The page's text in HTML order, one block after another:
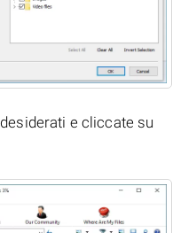
desiderati e cliccate su